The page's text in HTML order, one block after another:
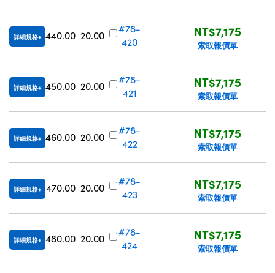
詳細規格 440.00 20.00
#78-
420
NT$7,175
索取報價單
詳細規格 450.00 20.00
#78-
421
NT$7,175
索取報價單
詳細規格 460.00 20.00
#78-
422
NT$7,175
索取報價單
詳細規格 470.00 20.00
#78-
423
NT$7,175
索取報價單
詳細規格 480.00 20.00
#78-
424
NT$7,175
索取報價單